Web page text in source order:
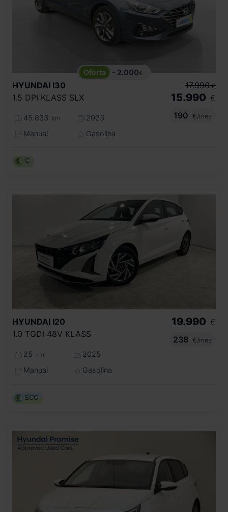
- 2.000€
HYUNDAI I30
1.5 DPI KLASS SLX
45.833 km
2023
Manual
Gasolina
17.990 €
15.990 €
190
€/mes
C
HYUNDAI I20
1.0 TGDI 48V KLASS
25 km
2025
Manual
Gasolina
19.990 €
238
€/mes
ECO